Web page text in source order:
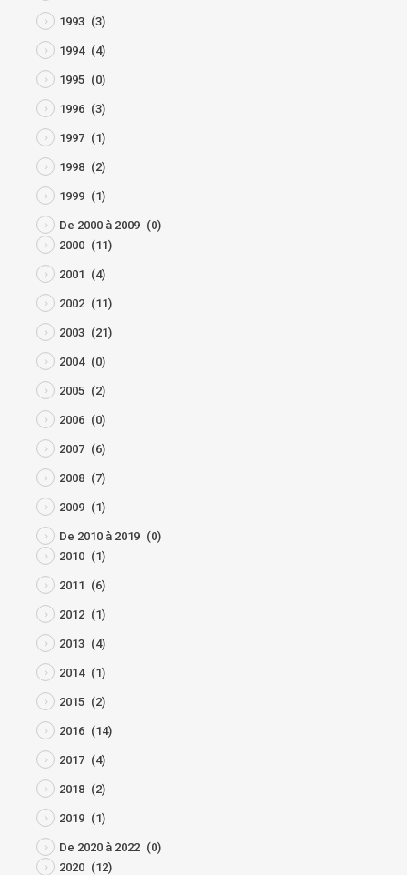
1993 (3)
1994 (4)
1995 (0)
1996 (3)
1997 (1)
1998 (2)
1999 (1)
De 2000 à 2009 (0)
2000 (11)
2001 (4)
2002 (11)
2003 (21)
2004 (0)
2005 (2)
2006 (0)
2007 (6)
2008 (7)
2009 (1)
De 2010 à 2019 (0)
2010 (1)
2011 (6)
2012 (1)
2013 (4)
2014 (1)
2015 (2)
2016 (14)
2017 (4)
2018 (2)
2019 (1)
De 2020 à 2022 (0)
2020 (12)